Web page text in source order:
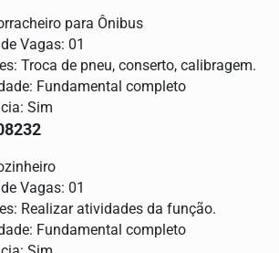
para Ônibus
Vagas: 01
Troca de pneu, conserto, calibragem.
Fundamental completo
Sim
Vagas: 01
Realizar atividades da função.
Fundamental completo